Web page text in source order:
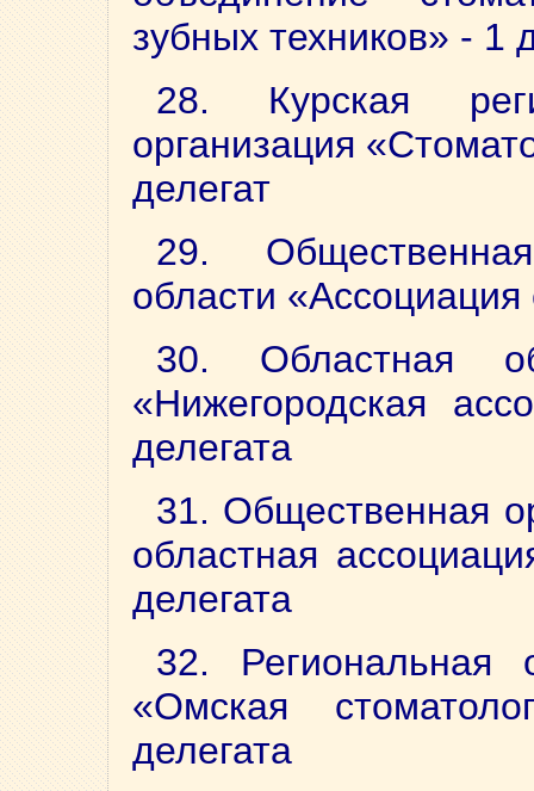
зубных техников» - 1
28. Курская
организация
делегат
29.
области «Ассоциация
30. Областная
«Нижегородская
делегата
31. Общественная
областная
делегата
32. Региональная
«Омская
делегата